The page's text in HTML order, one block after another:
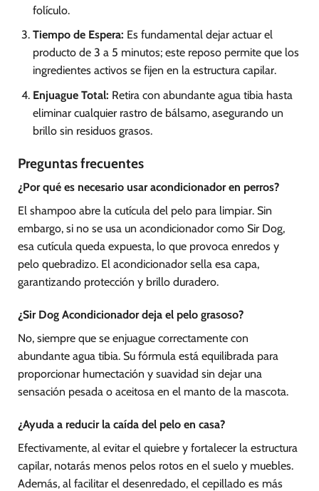
folículo.
Tiempo de Espera: Es fundamental dejar actuar el
producto de 3 a 5 minutos; este reposo permite que los
ingredientes activos se fijen en la estructura capilar.
Enjuague Total: Retira con abundante agua tibia hasta
eliminar cualquier rastro de bálsamo, asegurando un
brillo sin residuos grasos.
Preguntas frecuentes
¿Por qué es necesario usar acondicionador en perros?
El shampoo abre la cutícula del pelo para limpiar. Sin
embargo, si no se usa un acondicionador como Sir Dog,
esa cutícula queda expuesta, lo que provoca enredos y
pelo quebradizo. El acondicionador sella esa capa,
garantizando protección y brillo duradero.
¿Sir Dog Acondicionador deja el pelo grasoso?
No, siempre que se enjuague correctamente con
abundante agua tibia. Su fórmula está equilibrada para
proporcionar humectación y suavidad sin dejar una
sensación pesada o aceitosa en el manto de la mascota.
¿Ayuda a reducir la caída del pelo en casa?
Efectivamente, al evitar el quiebre y fortalecer la estructura
capilar, notarás menos pelos rotos en el suelo y muebles.
Además, al facilitar el desenredado, el cepillado es más